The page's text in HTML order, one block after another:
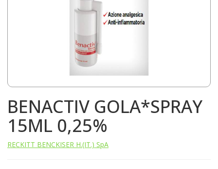
BENACTIV GOLA*SPRAY
15ML 0,25%
RECKITT BENCKISER H.(IT.) SpA